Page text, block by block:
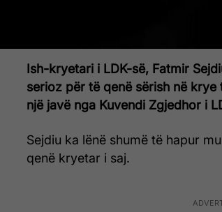
Ish-kryetari i LDK-së, Fatmir
serioz për të qenë sërish në
një javë nga Kuvendi Zgjedhor i
Sejdiu ka lënë shumë të hapur
qenë kryetar i saj.